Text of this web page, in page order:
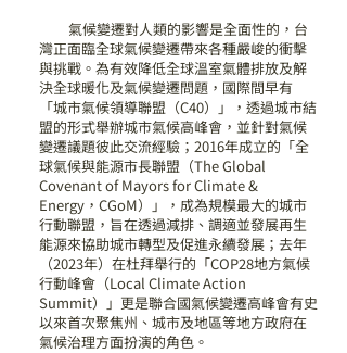
氣候變遷對人類的影響是全面性的，台
灣正面臨全球氣候變遷帶來各種嚴峻的衝擊
與挑戰。為有效降低全球溫室氣體排放及解
決全球暖化及氣候變遷問題，國際間早有
「城市氣候領導聯盟（C40）」，透過城市結
盟的形式舉辦城市氣候高峰會，並針對氣候
變遷議題彼此交流經驗；2016年成立的「全
球氣候與能源市長聯盟（The Global
Covenant of Mayors for Climate &
Energy，CGoM）」，成為規模最大的城市
行動聯盟，旨在透過減排、調適並發展再生
能源來協助城市轉型及促進永續發展；去年
（2023年）在杜拜舉行的「COP28地方氣候
行動峰會（Local Climate Action
Summit）」更是聯合國氣候變遷高峰會有史
以來首次聚焦州、城市及地區等地方政府在
氣候治理方面扮演的角色。